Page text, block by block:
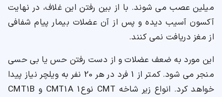
میلین عصب می شوند. با از بین رفتن این غلاف، در نهایت
آکسون آسیب دیده و پس از آن عضلات بیمار پیام شفافی
از مغز دریافت نمی کنند.
این مورد به ضعف عضلات و از دست رفتن حس یا بی حسی
منجر می شود. کمتر از 1 فرد در هر 20 نفر به ویلچر نیاز پیدا
خواهد کرد. انواع زیر شاخه CMT نوع1 CMT1A و CMT1B